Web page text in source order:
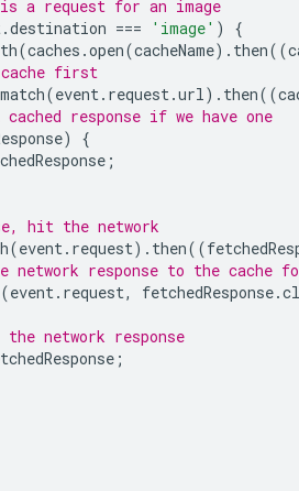
a request for an image
.destination === 'image' )
{
(caches .open(cacheName). then((
first
match(event . request .url ). then((
response if we have one
)
{
;
hit the network
(event . request). then((
network response to the
(event . request, fetchedResponse.
network response
;